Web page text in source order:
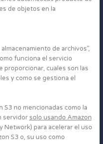
de objetos en la
de archivos”,
funciona el servicio
proporcionar, cuales son las
y como se gestiona el
S3 no mencionadas como la
servidor solo usando Amazon
Network) para acelerar el uso
S3 o, su uso como